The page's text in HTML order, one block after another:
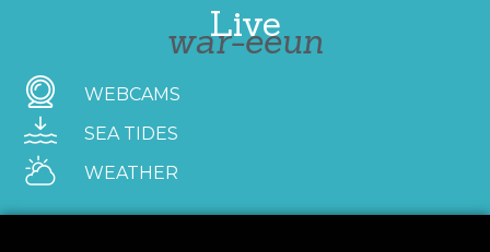
Live
war-eeun
WEBCAMS
SEA TIDES
WEATHER